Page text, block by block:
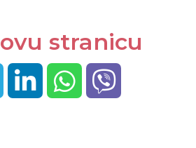
ovu stranicu